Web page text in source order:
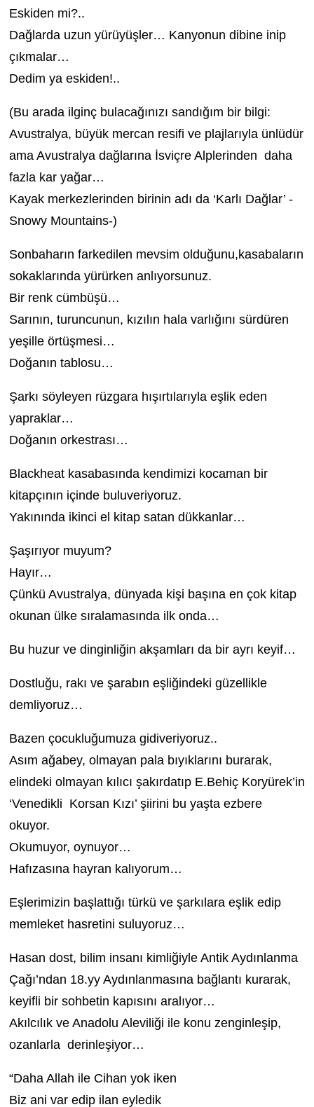
Eskiden mi?..
Dağlarda uzun yürüyüşler… Kanyonun dibine inip
çıkmalar…
Dedim ya eskiden!..
(Bu arada ilginç bulacağınızı sandığım bir bilgi:
Avustralya, büyük mercan resifi ve plajlarıyla ünlüdür
ama Avustralya dağlarına İsviçre Alplerinden daha
fazla kar yağar…
Kayak merkezlerinden birinin adı da ‘Karlı Dağlar’ -
Snowy Mountains-)
Sonbaharın farkedilen mevsim olduğunu,kasabaların
sokaklarında yürürken anlıyorsunuz.
Bir renk cümbüşü…
Sarının, turuncunun, kızılın hala varlığını sürdüren
yeşille örtüşmesi…
Doğanın tablosu…
Şarkı söyleyen rüzgara hışırtılarıyla eşlik eden
yapraklar…
Doğanın orkestrası…
Blackheat kasabasında kendimizi kocaman bir
kitapçının içinde buluveriyoruz.
Yakınında ikinci el kitap satan dükkanlar…
Şaşırıyor muyum?
Hayır…
Çünkü Avustralya, dünyada kişi başına en çok kitap
okunan ülke sıralamasında ilk onda…
Bu huzur ve dinginliğin akşamları da bir ayrı keyif…
Dostluğu, rakı ve şarabın eşliğindeki güzellikle
demliyoruz…
Bazen çocukluğumuza gidiveriyoruz..
Asım ağabey, olmayan pala bıyıklarını burarak,
elindeki olmayan kılıcı şakırdatıp E.Behiç Koryürek’in
‘Venedikli Korsan Kızı’ şiirini bu yaşta ezbere
okuyor.
Okumuyor, oynuyor…
Hafızasına hayran kalıyorum…
Eşlerimizin başlattığı türkü ve şarkılara eşlik edip
memleket hasretini suluyoruz…
Hasan dost, bilim insanı kimliğiyle Antik Aydınlanma
Çağı’ndan 18.yy Aydınlanmasına bağlantı kurarak,
keyifli bir sohbetin kapısını aralıyor…
Akılcılık ve Anadolu Aleviliği ile konu zenginleşip,
ozanlarla derinleşiyor…
“Daha Allah ile Cihan yok iken
Biz ani var edip ilan eyledik